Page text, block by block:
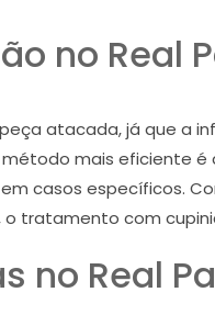
no Real
atacada, já que a
mais eficiente
casos específicos.
tratamento com
no Real